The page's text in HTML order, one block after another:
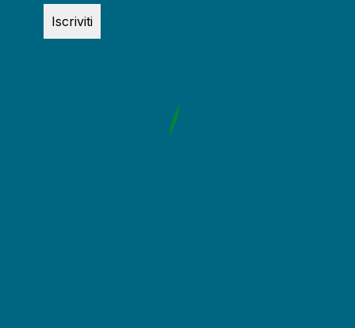
Iscriviti